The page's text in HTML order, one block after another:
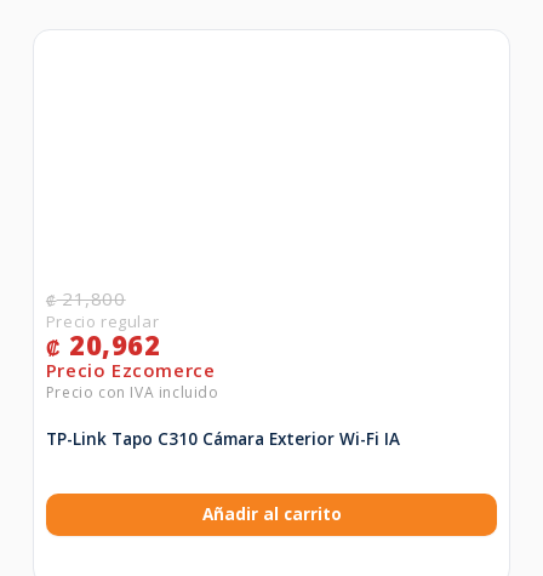
₡21,800
₡ 20,962
TP-Link Tapo C310 Cámara Exterior Wi-Fi IA
Añadir al carrito